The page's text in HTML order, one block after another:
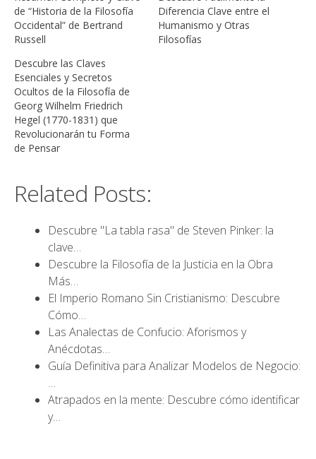
de “Historia de la Filosofía
Occidental” de Bertrand
Russell
Diferencia Clave entre el
Humanismo y Otras
Filosofías
Descubre las Claves
Esenciales y Secretos
Ocultos de la Filosofía de
Georg Wilhelm Friedrich
Hegel (1770-1831) que
Revolucionarán tu Forma
de Pensar
Related Posts:
Descubre "La tabla rasa" de Steven Pinker: la
clave…
Descubre la Filosofía de la Justicia en la Obra
Más…
El Imperio Romano Sin Cristianismo: Descubre
Cómo…
Las Analectas de Confucio: Aforismos y
Anécdotas…
Guía Definitiva para Analizar Modelos de Negocio:
…
Atrapados en la mente: Descubre cómo identificar
y…